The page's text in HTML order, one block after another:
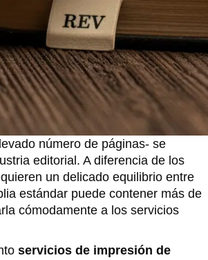
número de páginas- se
editorial. A diferencia de los
un delicado equilibrio entre
estándar puede contener más de
cómodamente a los servicios
servicios de impresión de